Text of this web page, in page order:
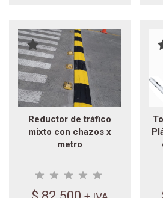
Reductor de tráfico
mixto con chazos x
metro